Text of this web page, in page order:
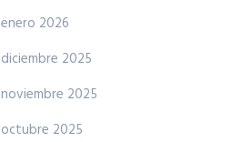
enero 2026
diciembre 2025
noviembre 2025
octubre 2025